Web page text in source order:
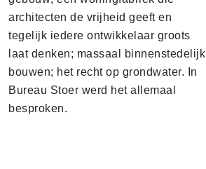
architecten de vrijheid geeft en
tegelijk iedere ontwikkelaar groots
laat denken; massaal binnenstedelijk
bouwen; het recht op grondwater. In
Bureau Stoer werd het allemaal
besproken.